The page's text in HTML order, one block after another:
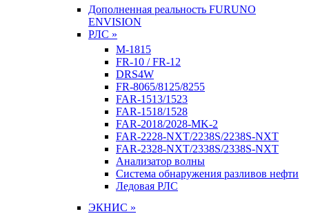
Дополненная реальность FURUNO
ENVISION
РЛС »
M-1815
FR-10 / FR-12
DRS4W
FR-8065/8125/8255
FAR-1513/1523
FAR-1518/1528
FAR-2018/2028-MK-2
FAR-2228-NXT/2238S/2238S-NXT
FAR-2328-NXT/2338S/2338S-NXT
Анализатор волны
Система обнаружения разливов нефти
Ледовая РЛС
ЭКНИС »